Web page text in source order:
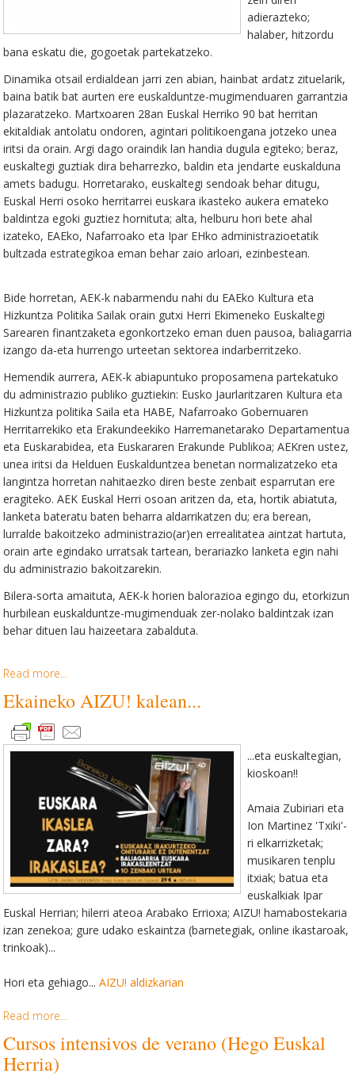
adierazteko;
halaber, hitzordu
bana eskatu die, gogoetak partekatzeko.
Dinamika otsail erdialdean jarri zen abian, hainbat ardatz zituelarik,
baina batik bat aurten ere euskalduntze-mugimenduaren garrantzia
plazaratzeko. Martxoaren 28an Euskal Herriko 90 bat herritan
ekitaldiak antolatu ondoren, agintari politikoengana jotzeko unea
iritsi da orain. Argi dago oraindik lan handia dugula egiteko; beraz,
euskaltegi guztiak dira beharrezko, baldin eta jendarte euskalduna
amets badugu. Horretarako, euskaltegi sendoak behar ditugu,
Euskal Herri osoko herritarrei euskara ikasteko aukera emateko
baldintza egoki guztiez hornituta; alta, helburu hori bete ahal
izateko, EAEko, Nafarroako eta Ipar EHko administrazioetatik
bultzada estrategikoa eman behar zaio arloari, ezinbestean.
Bide horretan, AEK-k nabarmendu nahi du EAEko Kultura eta
Hizkuntza Politika Sailak orain gutxi Herri Ekimeneko Euskaltegi
Sarearen finantzaketa egonkortzeko eman duen pausoa, baliagarria
izango da-eta hurrengo urteetan sektorea indarberritzeko.
Hemendik aurrera, AEK-k abiapuntuko proposamena partekatuko
du administrazio publiko guztiekin: Eusko Jaurlaritzaren Kultura eta
Hizkuntza politika Saila eta HABE, Nafarroako Gobernuaren
Herritarrekiko eta Erakundeekiko Harremanetarako Departamentua
eta Euskarabidea, eta Euskararen Erakunde Publikoa; AEKren ustez,
unea iritsi da Helduen Euskalduntzea benetan normalizatzeko eta
langintza horretan nahitaezko diren beste zenbait esparrutan ere
eragiteko. AEK Euskal Herri osoan aritzen da, eta, hortik abiatuta,
lanketa bateratu baten beharra aldarrikatzen du; era berean,
lurralde bakoitzeko administrazio(ar)en errealitatea aintzat hartuta,
orain arte egindako urratsak tartean, berariazko lanketa egin nahi
du administrazio bakoitzarekin.
Bilera-sorta amaituta, AEK-k horien balorazioa egingo du, etorkizun
hurbilean euskalduntze-mugimenduak zer-nolako baldintzak izan
behar dituen lau haizeetara zabalduta.
Read more...
Ekaineko AIZU! kalean...
...eta euskaltegian,
kioskoan!!
Amaia Zubiriari eta
Ion Martinez 'Txiki'-
ri elkarrizketak;
musikaren tenplu
itxiak; batua eta
euskalkiak Ipar
Euskal Herrian; hilerri ateoa Arabako Errioxa; AIZU! hamabostekaria
izan zenekoa; gure udako eskaintza (barnetegiak, online ikastaroak,
trinkoak)...
Hori eta gehiago... AIZU! aldizkarian
Read more...
Cursos intensivos de verano (Hego Euskal
Herria)